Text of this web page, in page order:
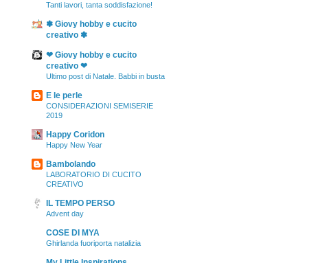
Tanti lavori, tanta soddisfazione!
✽ Giovy hobby e cucito
creativo ✽
❤ Giovy hobby e cucito
creativo ❤
Ultimo post di Natale. Babbi in busta
E le perle
CONSIDERAZIONI SEMISERIE
2019
Happy Coridon
Happy New Year
Bambolando
LABORATORIO DI CUCITO
CREATIVO
IL TEMPO PERSO
Advent day
COSE DI MYA
Ghirlanda fuoriporta natalizia